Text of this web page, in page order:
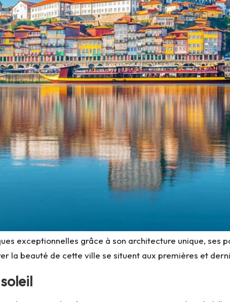
exceptionnelles grâce à son architecture unique, ses
la beauté de cette ville se situent aux premières et